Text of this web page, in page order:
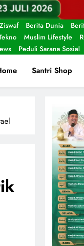
Berita Dunia
Muslim Lifestyle
Peduli Sarana Sosial
Santri Shop